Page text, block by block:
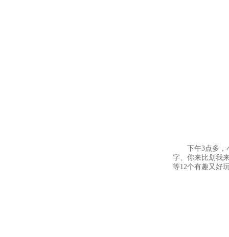
下午3点多，小
字、你来比划我
等12个有趣又好